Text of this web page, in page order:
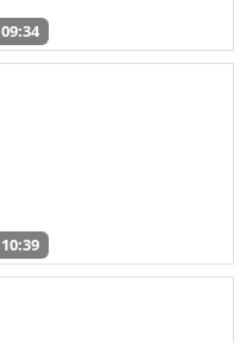
09:34
10:39